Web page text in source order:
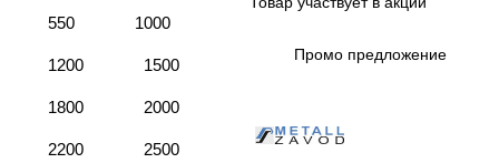
550 1000
1200 1500
1800 2000
2200 2500
Промо предложение